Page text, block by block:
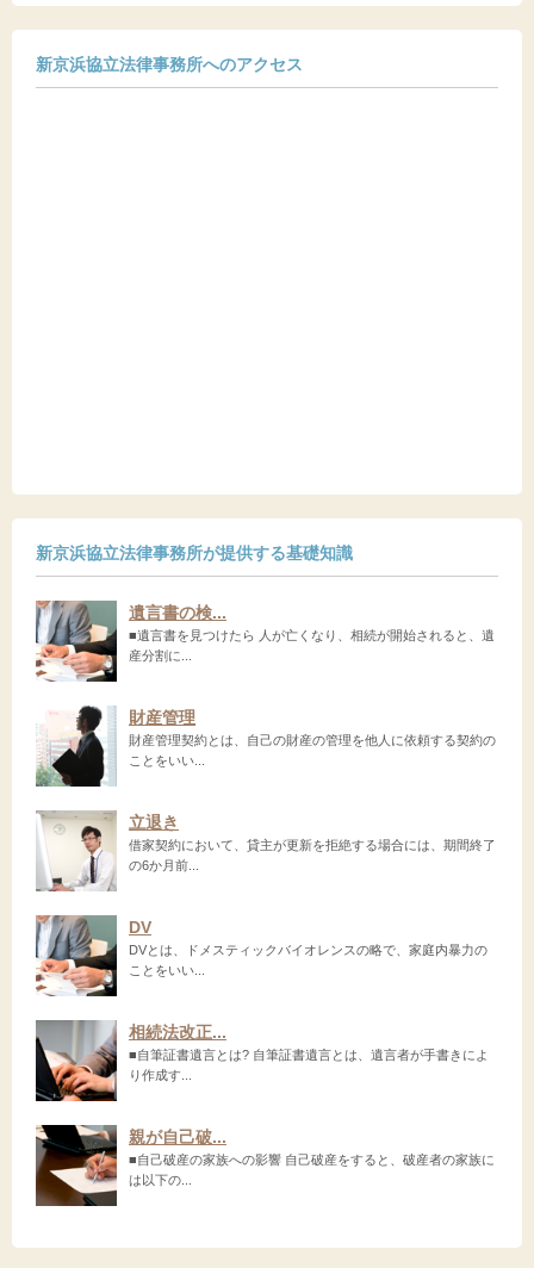
新京浜協立法律事務所へのアクセス
新京浜協立法律事務所が提供する基礎知識
遺言書の検...
■遺言書を見つけたら 人が亡くなり、相続が開始されると、遺
産分割に...
財産管理
財産管理契約とは、自己の財産の管理を他人に依頼する契約の
ことをいい...
立退き
借家契約において、貸主が更新を拒絶する場合には、期間終了
の6か月前...
DV
DVとは、ドメスティックバイオレンスの略で、家庭内暴力の
ことをいい...
相続法改正...
■自筆証書遺言とは? 自筆証書遺言とは、遺言者が手書きによ
り作成す...
親が自己破...
■自己破産の家族への影響 自己破産をすると、破産者の家族に
は以下の...